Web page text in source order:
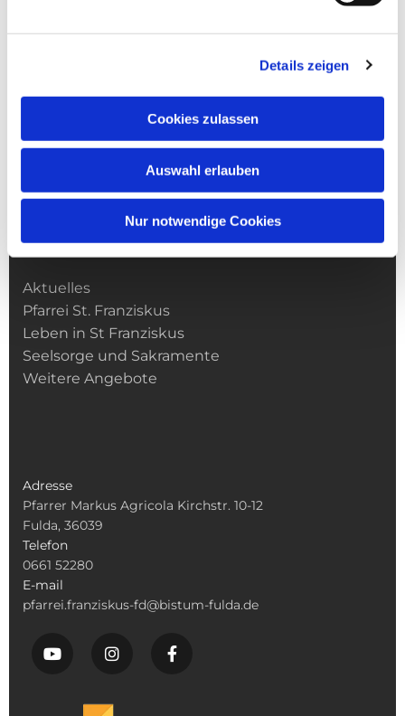
Details zeigen
Cookies zulassen
Auswahl erlauben
Nur notwendige Cookies
Kirchengemeinde­­ St. Franziskus
Aktuelles
Pfarrei St. Franziskus
Leben in St Franziskus
Seelsorge und Sakramente
Weitere Angebote
Adresse
Pfarrer Markus Agricola Kirchstr. 10-12
Fulda, 36039
Telefon
0661 52280
E-mail
pfarrei.franziskus-fd@bistum-fulda.de